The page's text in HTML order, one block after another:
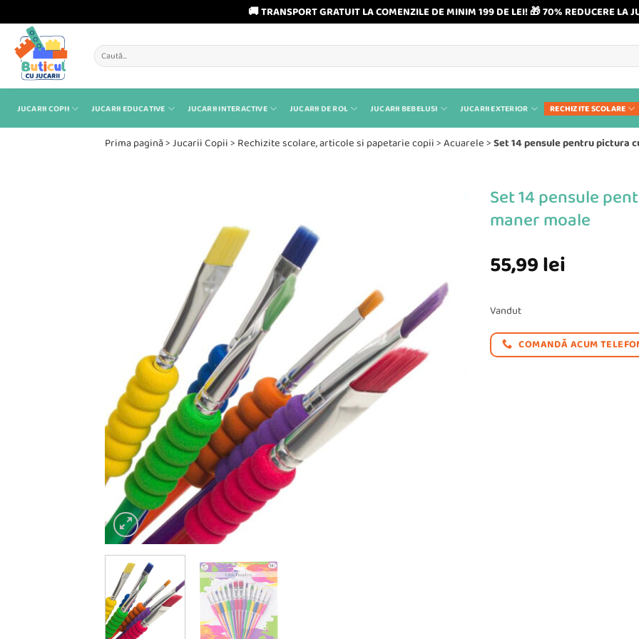
🚚 TRANSPORT GRATUIT LA COMENZILE DE MINIM 199 DE LEI! 🎁 70% REDUCERE LA
content
Caută
după:
JUCARII COPII JUCARII EDUCATIVE JUCARII INTERACTIVE JUCARII DE ROL JUCARII BEBELUSI JUCARII EXTERIOR RECHIZITE SCOLARE
Prima pagină>Jucarii Copii> Rechizite scolare, articole si papetarie copii>Acuarele>Set 14 pensule pentru pictura
Set 14 pensule
maner moale
55,99lei
Vandut
COMANDĂ ACUM